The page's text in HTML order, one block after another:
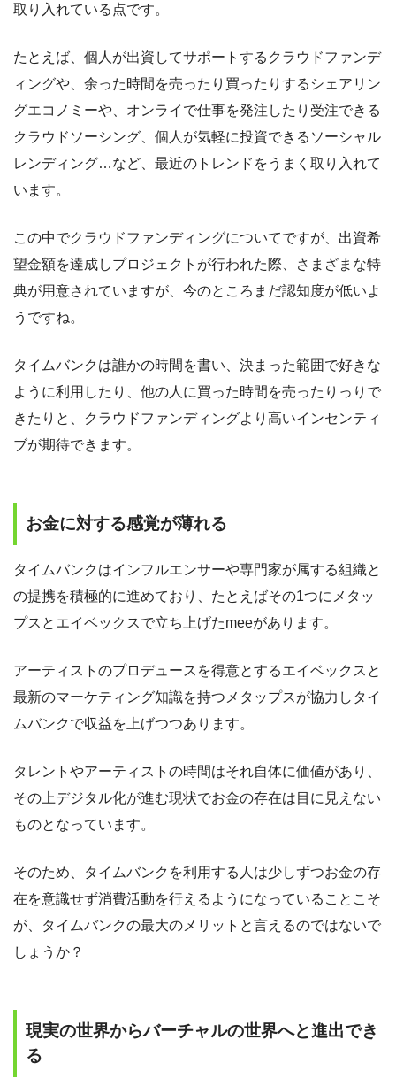
取り入れている点です。
たとえば、個人が出資してサポートするクラウドファンデ
ィングや、余った時間を売ったり買ったりするシェアリン
グエコノミーや、オンライで仕事を発注したり受注できる
クラウドソーシング、個人が気軽に投資できるソーシャル
レンディング…など、最近のトレンドをうまく取り入れて
います。
この中でクラウドファンディングについてですが、出資希
望金額を達成しプロジェクトが行われた際、さまざまな特
典が用意されていますが、今のところまだ認知度が低いよ
うですね。
タイムバンクは誰かの時間を書い、決まった範囲で好きな
ように利用したり、他の人に買った時間を売ったりっりで
きたりと、クラウドファンディングより高いインセンティ
ブが期待できます。
お金に対する感覚が薄れる
タイムバンクはインフルエンサーや専門家が属する組織と
の提携を積極的に進めており、たとえばその1つにメタッ
プスとエイベックスで立ち上げたmeeがあります。
アーティストのプロデュースを得意とするエイベックスと
最新のマーケティング知識を持つメタップスが協力しタイ
ムバンクで収益を上げつつあります。
タレントやアーティストの時間はそれ自体に価値があり、
その上デジタル化が進む現状でお金の存在は目に見えない
ものとなっています。
そのため、タイムバンクを利用する人は少しずつお金の存
在を意識せず消費活動を行えるようになっていることこそ
が、タイムバンクの最大のメリットと言えるのではないで
しょうか？
現実の世界からバーチャルの世界へと進出でき
る